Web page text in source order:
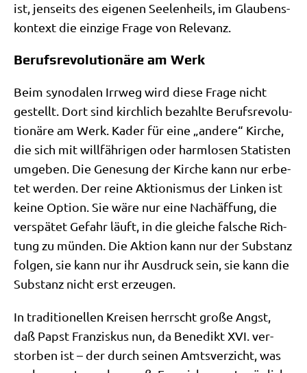
ist, jen­seits des eige­nen See­len­heils, im Glau­bens­
kon­text die ein­zi­ge Fra­ge von Relevanz.
Berufsrevolutionäre am Werk
Beim syn­oda­len Irr­weg wird die­se Fra­ge nicht
gestellt. Dort sind kirch­lich bezahl­te Berufs­re­vo­lu­
tio­nä­re am Werk. Kader für eine „ande­re“ Kir­che,
die sich mit will­fäh­ri­gen oder harm­lo­sen Sta­ti­sten
umge­ben. Die Gene­sung der Kir­che kann nur erbe­
tet wer­den. Der rei­ne Aktio­nis­mus der Lin­ken ist
kei­ne Opti­on. Sie wäre nur eine Nach­äf­fung, die
ver­spä­tet Gefahr läuft, in die glei­che fal­sche Rich­
tung zu mün­den. Die Akti­on kann nur der Sub­stanz
fol­gen, sie kann nur ihr Aus­druck sein, sie kann die
Sub­stanz nicht erst erzeugen.
In tra­di­tio­nel­len Krei­sen herrscht gro­ße Angst,
daß Papst Fran­zis­kus nun, da Bene­dikt XVI. ver­
stor­ben ist – der durch sei­nen Amts­ver­zicht, was